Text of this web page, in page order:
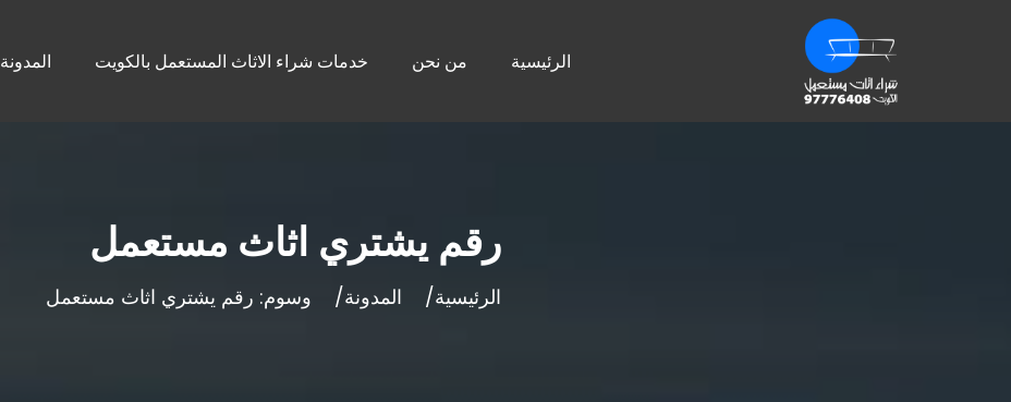
الرئيسية من نحن خدمات شراء الاثاث المستعمل بالكويت المدونة
رقم يشتري اثاث مستعمل
الرئيسية المدونة وسوم: رقم يشتري اثاث مستعمل